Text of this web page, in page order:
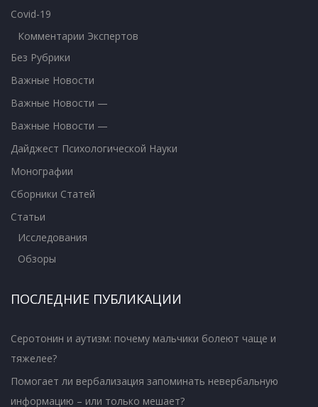
Covid-19
Комментарии Экспертов
Без Рубрики
Важные Новости
Важные Новости —
Важные Новости —
Дайджест Психологической Науки
Монографии
Сборники Статей
Статьи
Исследования
Обзоры
ПОСЛЕДНИЕ ПУБЛИКАЦИИ
Серотонин и аутизм: почему мальчики болеют чаще и
тяжелее?
Помогает ли вербализация запоминать невербальную
информацию – или только мешает?